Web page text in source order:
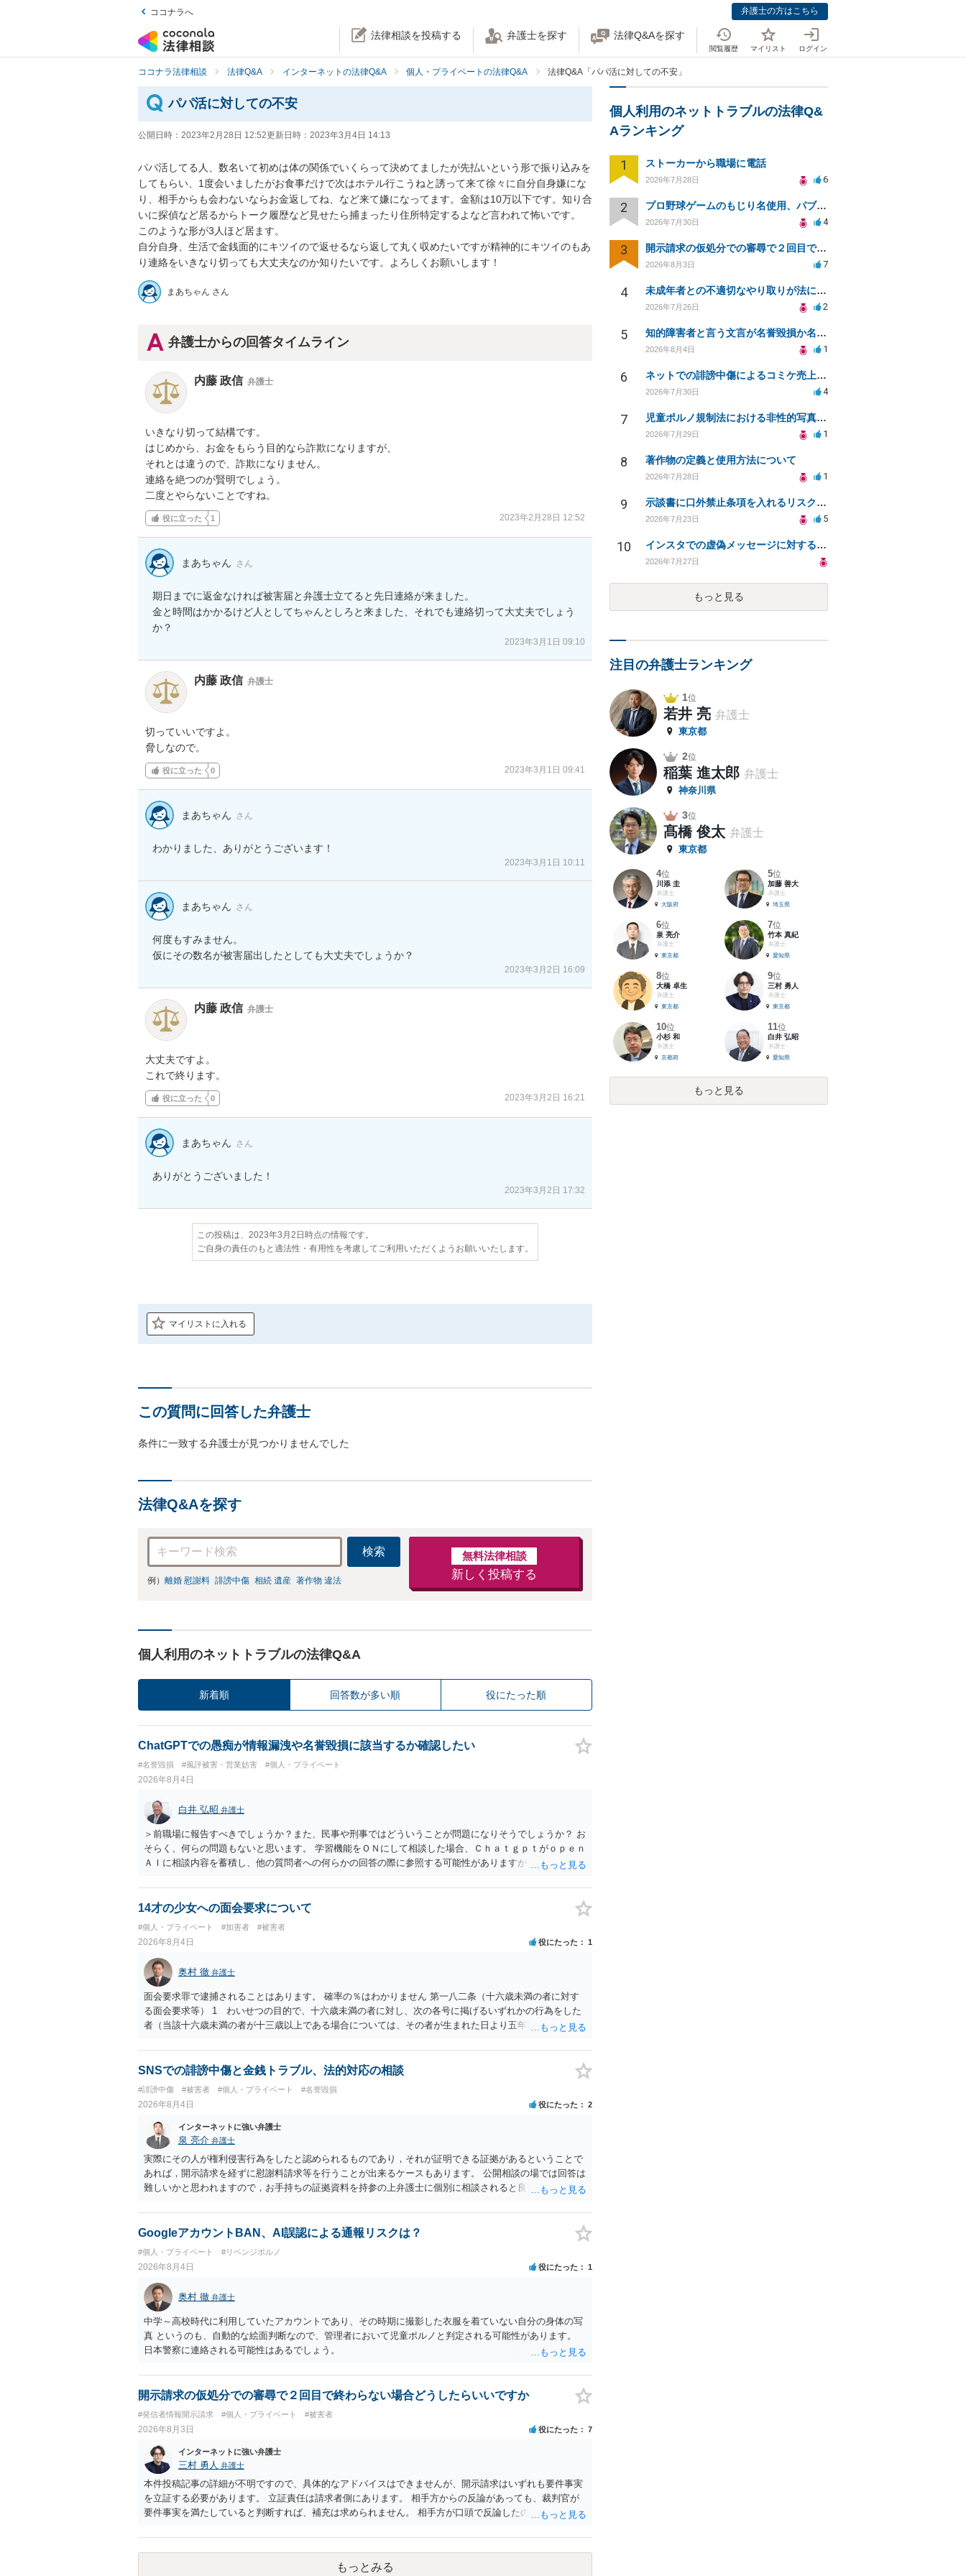
ココナラへ 弁護士の方はこちら
法律相談を投稿する 弁護士を探す 法律Q&Aを探す
閲覧履歴 マイリスト ログイン
ココナラ法律相談 法律Q&A インターネットの法律Q&A 個人・プライベートの法律Q&A 法律Q&A「パパ活に対しての不安」
パパ活に対しての不安
公開日時： 2023年2月28日 12:52更新日時： 2023年3月4日 14:13
パパ活してる人、数名いて初めは体の関係でいくらって決めてましたが先払いという形で振り込みを
してもらい、1度会いましたがお食事だけで次はホテル行こうねと誘って来て徐々に自分自身嫌にな
り、相手からも会わないならお金返してね、など来て嫌になってます。金額は10万以下です。知り合
いに探偵など居るからトーク履歴など見せたら捕まったり住所特定するよなど言われて怖いです。
このような形が3人ほど居ます。
自分自身、生活で金銭面的にキツイので返せるなら返して丸く収めたいですが精神的にキツイのもあ
り連絡をいきなり切っても大丈夫なのか知りたいです。よろしくお願いします！
まあちゃん さん
弁護士からの回答タイムライン
内藤 政信 弁護士
いきなり切って結構です。
はじめから、お金をもらう目的なら詐欺になりますが、
それとは違うので、詐欺になりません。
連絡を絶つのが賢明でしょう。
二度とやらないことですね。
役に立った 1 2023年2月28日 12:52
まあちゃん さん
期日までに返金なければ被害届と弁護士立てると先日連絡が来ました。
金と時間はかかるけど人としてちゃんとしろと来ました、それでも連絡切って大丈夫でしょう
か？
2023年3月1日 09:10
内藤 政信 弁護士
切っていいですよ。
脅しなので。
役に立った 0 2023年3月1日 09:41
まあちゃん さん
わかりました、ありがとうございます！
2023年3月1日 10:11
まあちゃん さん
何度もすみません。
仮にその数名が被害届出したとしても大丈夫でしょうか？
2023年3月2日 16:09
内藤 政信 弁護士
大丈夫ですよ。
これで終ります。
役に立った 0 2023年3月2日 16:21
まあちゃん さん
ありがとうございました！
2023年3月2日 17:32
この投稿は、2023年3月2日時点の情報です。
ご自身の責任のもと適法性・有用性を考慮してご利用いただくようお願いいたします。
マイリストに入れる
この質問に回答した弁護士
条件に一致する弁護士が見つかりませんでした
法律Q&Aを探す
検索
例） 離婚 慰謝料 誹謗中傷 相続 遺産 著作物 違法
無料法律相談
新しく投稿する
個人利用のネットトラブルの法律Q&A
新着順 回答数が多い順 役にたった順
ChatGPTでの愚痴が情報漏洩や名誉毀損に該当するか確認したい
#名誉毀損 #風評被害・営業妨害 #個人・プライベート
2026年8月4日
白井 弘昭 弁護士
＞前職場に報告すべきでしょうか？また、民事や刑事ではどういうことが問題になりそうでしょうか？ お
そらく、何らの問題もないと思います。 学習機能をＯＮにして相談した場合、Ｃｈａｔｇｐｔがｏｐｅｎ
ＡＩに相談内容を蓄積し、他の質問者への何らかの回答の際に参照する可能性がありますが、個人名や会
ので、その情報自体が、秘密情報に当たるとは思えませんし、名誉棄損として、個人や会社に対する誹謗
中傷の不特定多数への公開に当たるとも思われません。 もちろん、誰がその内容をｃｈａｔｇｐｔに入力
して書き込んだとしても）、相談者さんが刑事民事の責任に問われることはないでしょう。 私見ながらご
参考まで。
14才の少女への面会要求について
#個人・プライベート #加害者 #被害者
2026年8月4日 役にたった 1
奥村 徹 弁護士
面会要求罪で逮捕されることはあります。 確率の％はわかりません 第一八二条（十六歳未満の者に対す
る面会要求等） 1 わいせつの目的で、十六歳未満の者に対し、次の各号に掲げるいずれかの行為をした
者（当該十六歳未満の者が十三歳以上である場合については、その者が生まれた日より五年以上前の日に
又は誘惑して面会を要求すること。 二 拒まれたにもかかわらず、反復して面会を要求すること。 三
金銭その他の利益を供与し、又はその申込み若しくは約束をして面会を要求すること。 2前項の罪を犯
罰金に処する。
SNSでの誹謗中傷と金銭トラブル、法的対応の相談
#誹謗中傷 #被害者 #個人・プライベート #名誉毀損
2026年8月4日 役にたった 2
インターネットに強い弁護士
泉 亮介 弁護士
実際にその人が権利侵害行為をしたと認められるものであり，それが証明できる証拠があるということで
あれば，開示請求を経ずに慰謝料請求等を行うことが出来るケースもあります。 公開相談の場では回答は
難しいかと思われますので，お手持ちの証拠資料を持参の上弁護士に個別に相談されると良いでしょう。
GoogleアカウントBAN、AI誤認による通報リスクは？
#個人・プライベート #リベンジポルノ
2026年8月4日 役にたった 1
奥村 徹 弁護士
中学～高校時代に利用していたアカウントであり、その時期に撮影した衣服を着ていない自分の身体の写
真 というのも、自動的な絵面判断なので、管理者において児童ポルノと判定される可能性があります。
日本警察に連絡される可能性はあるでしょう。
開示請求の仮処分での審尋で２回目で終わらない場合どうしたらいいですか
#発信者情報開示請求 #個人・プライベート #被害者
2026年8月3日 役にたった 7
インターネットに強い弁護士
三村 勇人 弁護士
本件投稿記事の詳細が不明ですので、具体的なアドバイスはできませんが、開示請求はいずれも要件事実
を立証する必要があります。 立証責任は請求者側にあります。 相手方からの反論があっても、裁判官が
要件事実を満たしていると判断すれば、補充は求められません。 相手方が口頭で反論したのは、仮処分は
はXのため、APのIPアドレスの保存期間の問題もございます。 開示請求は法律知識が不可欠ですが、それ
だけでは足りず、実務を踏まえた方法を選択することが重要です。
もっとみる
個人利用のネットトラブルの法律Q&
Aランキング
1 ストーカーから職場に電話
2026年7月28日 6
2 プロ野球ゲームのもじり名使用、パブリシティ権の影響は？
2026年7月30日 4
3 開示請求の仮処分での審尋で２回目で終わらない場合どうしたらいいですか
2026年8月3日 7
4 未成年者との不適切なやり取りが法に触れる可能性と対処法
2026年7月26日 2
5 知的障害者と言う文言が名誉毀損か名誉感情の侵害になるか教えてほしい。
2026年8月4日 1
6 ネットでの誹謗中傷によるコミケ売上減少、損害賠償は可能か？
2026年7月30日 4
7 児童ポルノ規制法における非性的写真とテキストの扱いは？
2026年7月29日 1
8 著作物の定義と使用方法について
2026年7月28日 1
9 示談書に口外禁止条項を入れるリスクはありますか？
2026年7月23日 5
10 インスタでの虚偽メッセージに対する法的対応の必要性は？
2026年7月27日
もっと見る
注目の弁護士ランキング
1位
若井 亮 弁護士
東京都
2位
稲葉 進太郎 弁護士
神奈川県
3位
髙橋 俊太 弁護士
東京都
4位
川添 圭
弁護士
大阪府
5位
加藤 善大
弁護士
埼玉県
6位
泉 亮介
弁護士
東京都
7位
竹本 真紀
弁護士
愛知県
8位
大橋 卓生
弁護士
東京都
9位
三村 勇人
弁護士
東京都
10位
小杉 和
弁護士
京都府
11位
白井 弘昭
弁護士
愛知県
もっと見る